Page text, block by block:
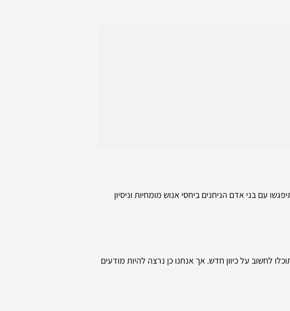
עם בני אדם הניחנים ביחסי אנוש מומחיות וניסיון
לחשוב על כיוון חדש. אך אנחנו כן נרצה להיות מודעים